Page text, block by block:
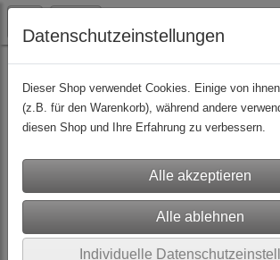
Lashes / Dekorative Kosmetik(6)
Datenschutzeinstellungen
Dieser Shop verwendet Cookies. Einige von
(z.B. für den Warenkorb), während andere
diesen Shop und Ihre Erfahrung zu verbessern.
Individuelle